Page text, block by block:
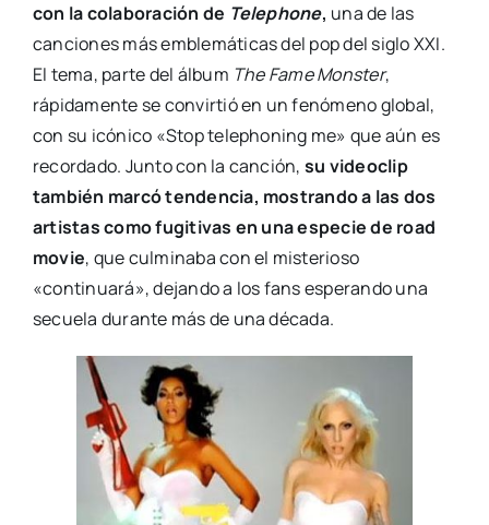
con la colaboración de Telephone, una de las
canciones más emblemáticas del pop del siglo XXI.
El tema, parte del álbum The Fame Monster,
rápidamente se convirtió en un fenómeno global,
con su icónico «Stop telephoning me» que aún es
recordado. Junto con la canción, su videoclip
también marcó tendencia, mostrando a las dos
artistas como fugitivas en una especie de road
movie, que culminaba con el misterioso
«continuará», dejando a los fans esperando una
secuela durante más de una década.